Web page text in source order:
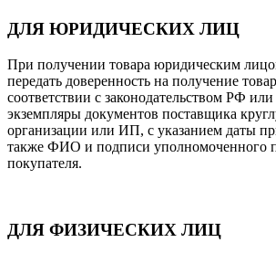
ДЛЯ ЮРИДИЧЕСКИХ ЛИЦ
При получении товара юридическим
передать доверенность на получение
соответствии с законодательством РФ или
экземпляры документов поставщика
организации или ИП, с указанием даты
также ФИО и подписи уполномоченного
покупателя.
ДЛЯ ФИЗИЧЕСКИХ ЛИЦ